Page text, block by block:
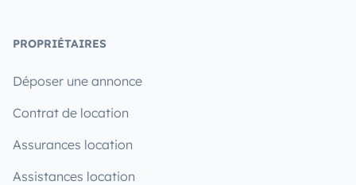
PROPRIÉTAIRES
Déposer une annonce
Contrat de location
Assurances location
Assistances location